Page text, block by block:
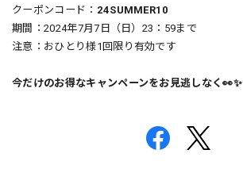
クーポンコード： 24SUMMER10
期間：2024年7月7日（日）23：59まで
注意：おひとり様1回限り有効です
今だけのお得なキャンペーンをお見逃しなく👀✨